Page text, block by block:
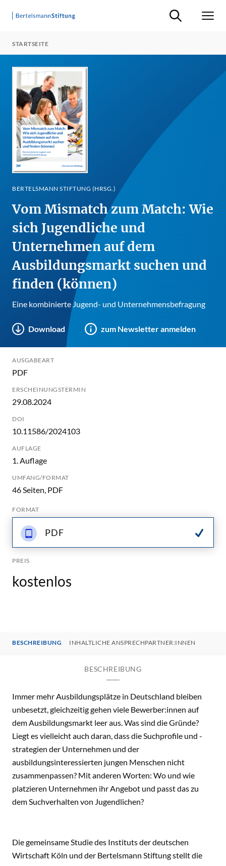
Suche ein-/
STARTSEITE
BERTELSMANN STIFTUNG (HRSG.)
Vom Mismatch zum Match: Wie
sich Jugendliche und
Unternehmen auf dem
Ausbildungsmarkt suchen und
finden (können)
Eine kombinierte Jugend- und Unternehmensbefragung
Download zum Newsletter anmelden
AUSGABEART
PDF
ERSCHEINUNGSTERMIN
29.08.2024
DOI
10.11586/2024103
AUFLAGE
1. Auflage
UMFANG/FORMAT
46 Seiten, PDF
FORMAT
PDF
PREIS
kostenlos
BESCHREIBUNG INHALTLICHE ANSPRECHPARTNER:INNEN
BESCHREIBUNG
Immer mehr Ausbildungsplätze in Deutschland bleiben
unbesetzt, gleichzeitig gehen viele Bewerber:innen auf
dem Ausbildungsmarkt leer aus. Was sind die Gründe?
Liegt es vielleicht auch daran, dass die Suchprofile und -
strategien der Unternehmen und der
ausbildungsinteressierten jungen Menschen nicht
zusammenpassen? Mit anderen Worten: Wo und wie
platzieren Unternehmen ihr Angebot und passt das zu
dem Suchverhalten von Jugendlichen?
Die gemeinsame Studie des Instituts der deutschen
Wirtschaft Köln und der Bertelsmann Stiftung stellt die